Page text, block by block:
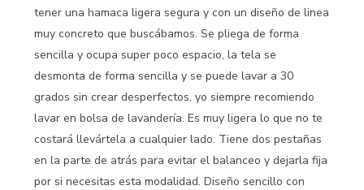
tener una hamaca ligera segura y con un diseño de linea
muy concreto que buscábamos. Se pliega de forma
sencilla y ocupa super poco espacio, la tela se
desmonta de forma sencilla y se puede lavar a 30
grados sin crear desperfectos, yo siempre recomiendo
lavar en bolsa de lavandería. Es muy ligera lo que no te
costará llevártela a cualquier lado. Tiene dos pestañas
en la parte de atrás para evitar el balanceo y dejarla fija
por si necesitas esta modalidad. Diseño sencillo con